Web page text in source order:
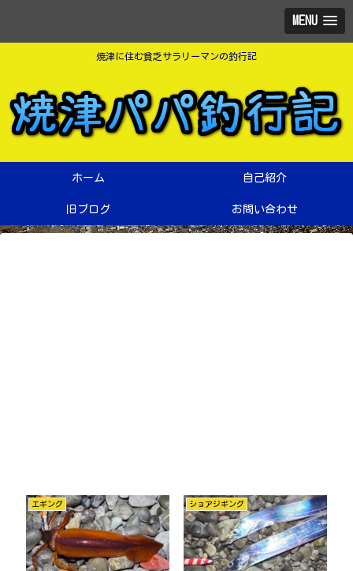
MENU
焼津に住む貧乏サラリーマンの釣行記
ホーム 自己紹介
旧ブログ お問い合わせ
エギング ショアジギング